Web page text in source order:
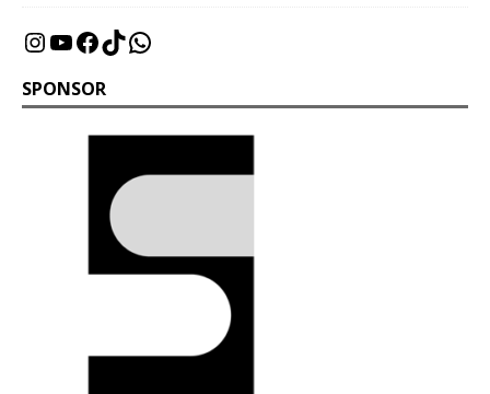
SPONSOR